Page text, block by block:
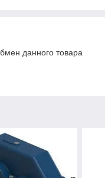
данного товара